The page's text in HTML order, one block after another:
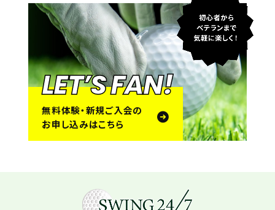
LET’S FAN!
無料体験・新規ご入会の
お申し込みはこちら